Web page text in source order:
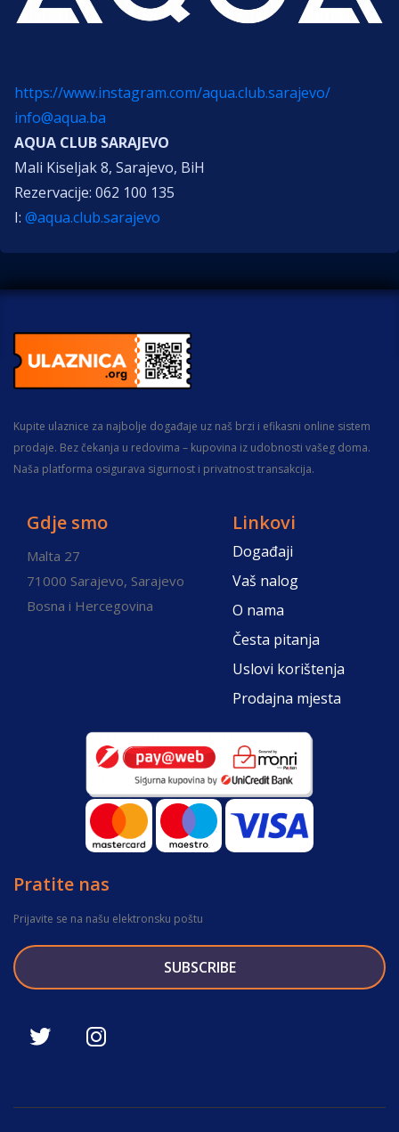
https://www.instagram.com/aqua.club.sarajevo/
info@aqua.ba
AQUA CLUB SARAJEVO
Mali Kiseljak 8, Sarajevo, BiH
Rezervacije: 062 100 135
I: @aqua.club.sarajevo
Kupite ulaznice za najbolje događaje uz naš brzi i efikasni online sistem
prodaje. Bez čekanja u redovima – kupovina iz udobnosti vašeg doma.
Naša platforma osigurava sigurnost i privatnost transakcija.
Gdje smo
Malta 27
71000 Sarajevo, Sarajevo
Bosna i Hercegovina
Linkovi
Događaji
Vaš nalog
O nama
Česta pitanja
Uslovi korištenja
Prodajna mjesta
Pratite nas
Prijavite se na našu elektronsku poštu
SUBSCRIBE